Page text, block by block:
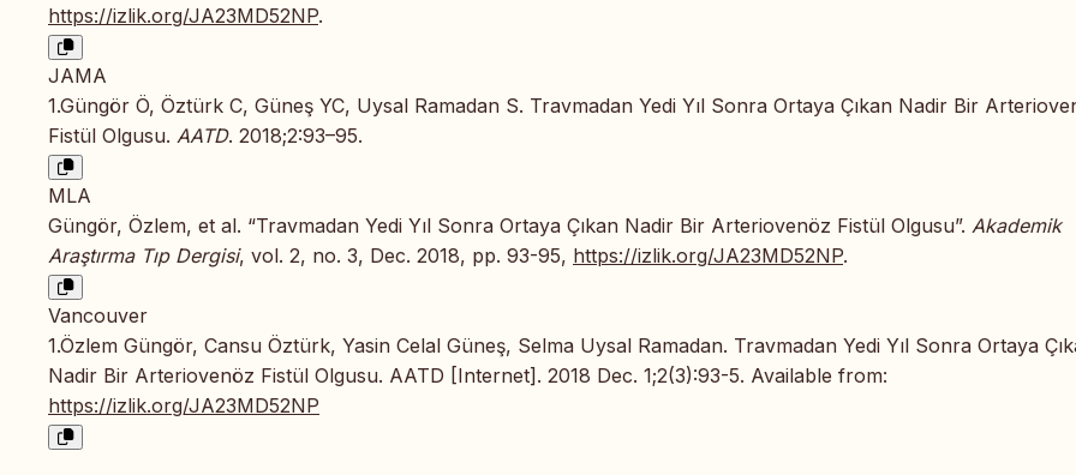
https://izlik.org/JA23MD52NP.
JAMA
1.Güngör Ö, Öztürk C, Güneş YC, Uysal Ramadan S. Travmadan Yedi Yıl Sonra Ortaya Çıkan Nadir Bir
Fistül Olgusu. AATD. 2018;2:93–95.
MLA
Güngör, Özlem, et al. “Travmadan Yedi Yıl Sonra Ortaya Çıkan Nadir Bir Arteriovenöz Fistül Olgusu”. Akademik
Araştırma Tıp Dergisi, vol. 2, no. 3, Dec. 2018, pp. 93-95, https://izlik.org/JA23MD52NP.
Vancouver
1.Özlem Güngör, Cansu Öztürk, Yasin Celal Güneş, Selma Uysal Ramadan. Travmadan Yedi Yıl Sonra Ortaya
Nadir Bir Arteriovenöz Fistül Olgusu. AATD [Internet]. 2018 Dec. 1;2(3):93-5. Available from:
https://izlik.org/JA23MD52NP